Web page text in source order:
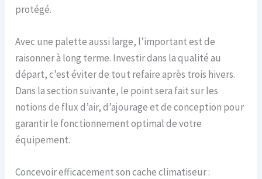
protégé.
Avec une palette aussi large, l’important est de
raisonner à long terme. Investir dans la qualité au
départ, c’est éviter de tout refaire après trois hivers.
Dans la section suivante, le point sera fait sur les
notions de flux d’air, d’ajourage et de conception pour
garantir le fonctionnement optimal de votre
équipement.
Concevoir efficacement son cache climatiseur :